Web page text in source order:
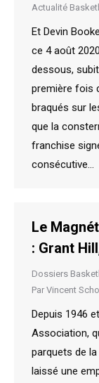
Actualité
Et Devin
ce 4 août
dessous,
première fois
braqués sur
que la
franchise
consécutive…
Le
: Grant
Dossiers
Par Vincent
Depuis 1946
Association,
parquets de la
laissé une